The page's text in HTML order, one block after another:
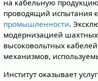
на кабельную
проводящий испытания
промышленности.
модернизацией
высоковольтных
механизмов,
Институт оказывает